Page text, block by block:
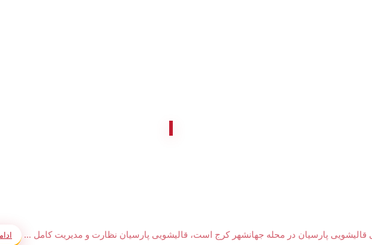
پارسیان در محله جهانشهر کرج است، قالیشویی پارسیان نظارت و مدیریت کامل ...